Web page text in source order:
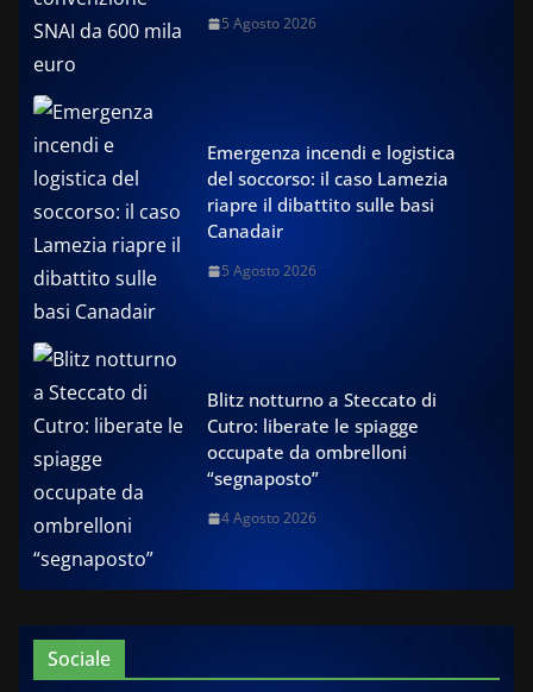
5 Agosto 2026
Emergenza incendi e logistica
del soccorso: il caso Lamezia
riapre il dibattito sulle basi
Canadair
5 Agosto 2026
Blitz notturno a Steccato di
Cutro: liberate le spiagge
occupate da ombrelloni
“segnaposto”
4 Agosto 2026
Sociale